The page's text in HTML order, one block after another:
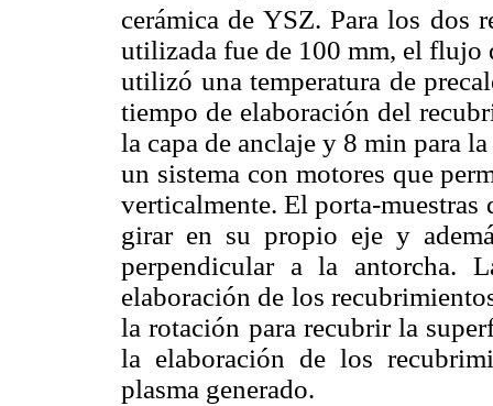
cerámica de YSZ. Para los dos
utilizada fue de 100 mm, el flujo
utilizó una temperatura de
tiempo de elaboración del
la capa de anclaje y 8 min para
un sistema con motores que
verticalmente. El porta-muestras
girar en su propio eje y
perpendicular a la antorcha.
elaboración de los
la rotación para recubrir la
la elaboración de los
plasma generado.